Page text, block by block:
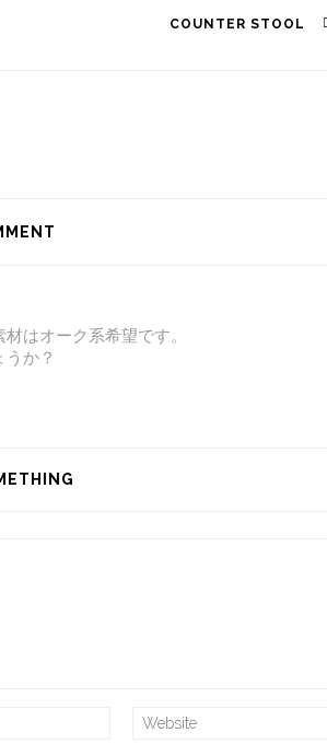
COUNTER STOOL
はオーク系希望です。
か？